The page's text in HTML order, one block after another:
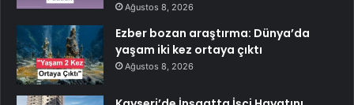
Ağustos 8, 2026
Ezber bozan araştırma: Dünya’da
yaşam iki kez ortaya çıktı
Ağustos 8, 2026